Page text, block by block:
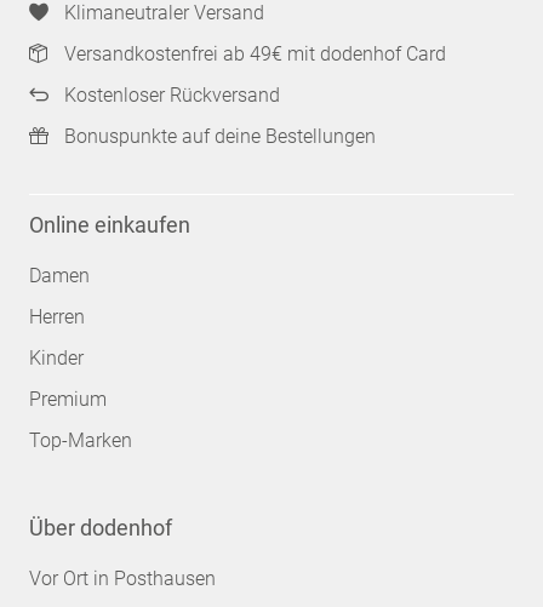
Klimaneutraler Versand
Versandkostenfrei ab 49€ mit dodenhof Card
Kostenloser Rückversand
Bonuspunkte auf deine Bestellungen
Online einkaufen
Damen
Herren
Kinder
Premium
Top-Marken
Über dodenhof
Vor Ort in Posthausen